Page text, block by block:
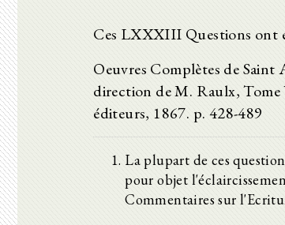
Ces LXXXIII Questions ont
Oeuvres Complètes de
direction de M. Raulx,
éditeurs, 1867. p. 428-489
La plupart de ces
pour objet
Commentaires sur